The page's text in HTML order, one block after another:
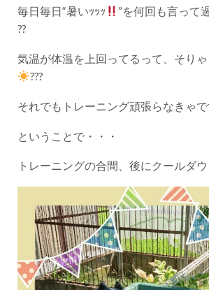
毎日毎日“暑いｯｯｯ
”を何回も言って
??
気温が体温を上回ってるって、そり
???
それでもトレーニング頑張らなきゃで
ということで・・・
トレーニングの合間、後にクールダウ